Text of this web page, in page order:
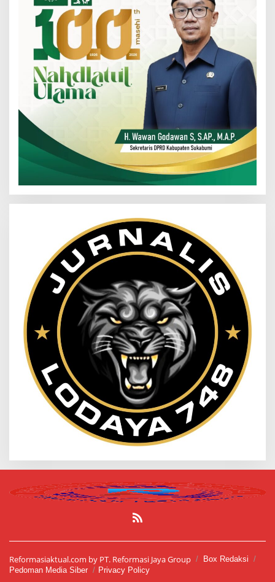
Reformasiaktual.com by PT. Reformasi Jaya Group
Box Redaksi
Pedoman Media Siber
Privacy Policy